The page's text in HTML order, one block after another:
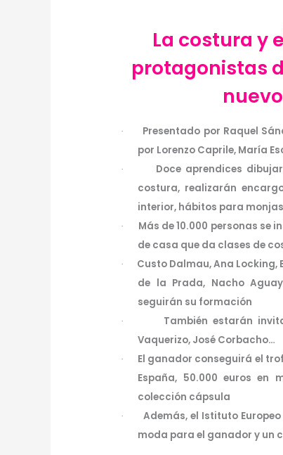
La costura y
protagonistas
·
Presentado por Raquel
por Lorenzo Caprile, María
·
Doce aprendices
costura, realizarán
interior, hábitos para
· Más de 10.000 personas se
de casa que da clases de
·
Custo Dalmau, Ana Locking,
de la Prada, Nacho
seguirán su formación
·
También estarán
Vaquerizo, José Corbacho…
· El ganador conseguirá el
España, 50.000 euros
colección cápsula
·
Además, el Istituto
moda para el ganador y un